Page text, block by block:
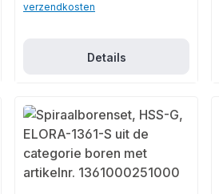
verzendkosten
Details